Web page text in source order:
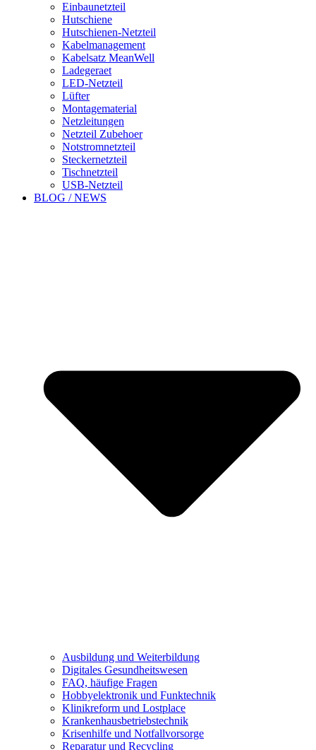
Einbaunetzteil
Hutschiene
Hutschienen-Netzteil
Kabelmanagement
Kabelsatz MeanWell
Ladegeraet
LED-Netzteil
Lüfter
Montagematerial
Netzleitungen
Netzteil Zubehoer
Notstromnetzteil
Steckernetzteil
Tischnetzteil
USB-Netzteil
BLOG / NEWS
Ausbildung und Weiterbildung
Digitales Gesundheitswesen
FAQ, häufige Fragen
Hobbyelektronik und Funktechnik
Klinikreform und Lostplace
Krankenhausbetriebstechnik
Krisenhilfe und Notfallvorsorge
Reparatur und Recycling